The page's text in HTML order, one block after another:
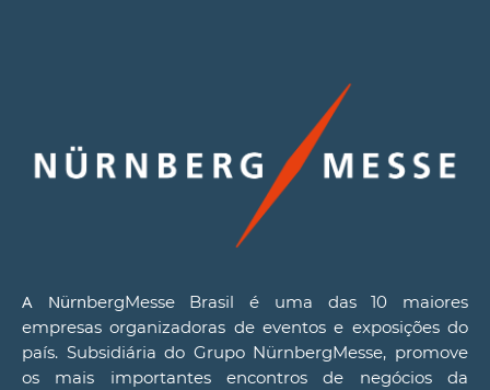
A NürnbergMesse Brasil é uma das 10 maiores
empresas organizadoras de eventos e exposições do
país. Subsidiária do Grupo NürnbergMesse, promove
os mais importantes encontros de negócios da